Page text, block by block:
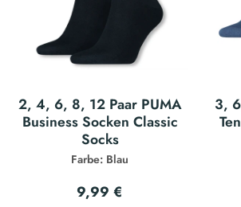
2, 4, 6, 8, 12 Paar PUMA
Business Socken Classic
Socks
Farbe: Blau
9,99 €
3,